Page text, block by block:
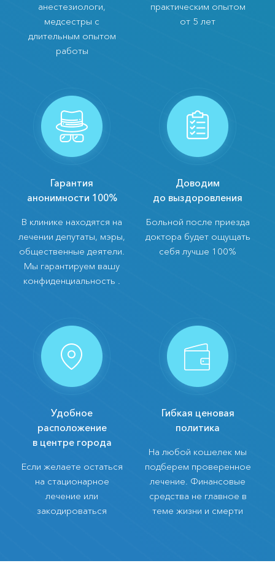
анестезиологи,
медсестры с
длительным опытом
работы
практическим опытом
от 5 лет
Гарантия
анонимности 100%
В клинике находятся на
лечении депутаты, мэры,
общественные деятели.
Мы гарантируем вашу
конфиденциальность .
Доводим
до выздоровления
Больной после приезда
доктора будет ощущать
себя лучше 100%
Удобное
расположение
в центре города
Если желаете остаться
на стационарное
лечение или
закодироваться
Гибкая ценовая
политика
На любой кошелек мы
подберем проверенное
лечение. Финансовые
средства не главное в
теме жизни и смерти